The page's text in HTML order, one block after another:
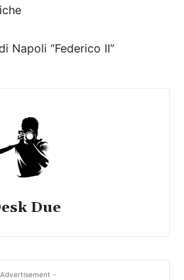
Napoli “Federico II”
Due
-